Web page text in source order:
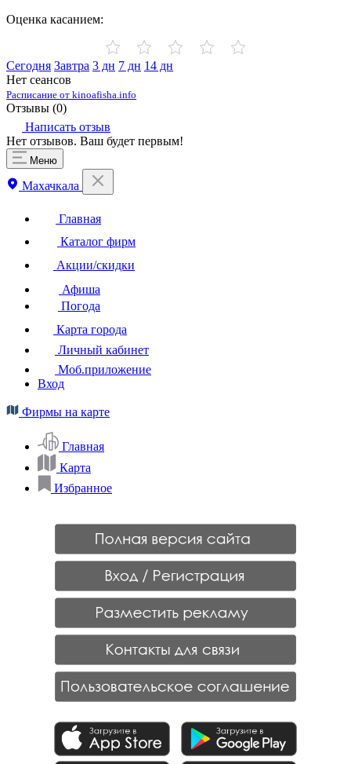
Оценка касанием:
Сегодня Завтра 3 дн 7 дн 14 дн
Нет сеансов
Расписание от kinoafisha.info
Отзывы (0)
Написать отзыв
Нет отзывов. Ваш будет первым!
Меню
Махачкала
Главная
Каталог фирм
Акции/скидки
Афиша
Погода
Карта города
Личный кабинет
Моб.приложение
Вход
Фирмы на карте
Главная
Карта
Избранное